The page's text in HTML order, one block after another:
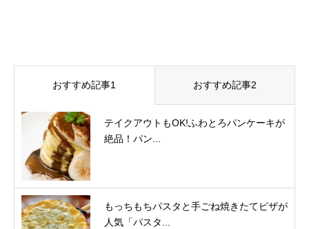
おすすめ記事1 おすすめ記事2
テイクアウトもOK!ふわとろパンケーキが
絶品！パン...
もっちもちパスタと手ごね焼きたてピザが
人気「パスタ...